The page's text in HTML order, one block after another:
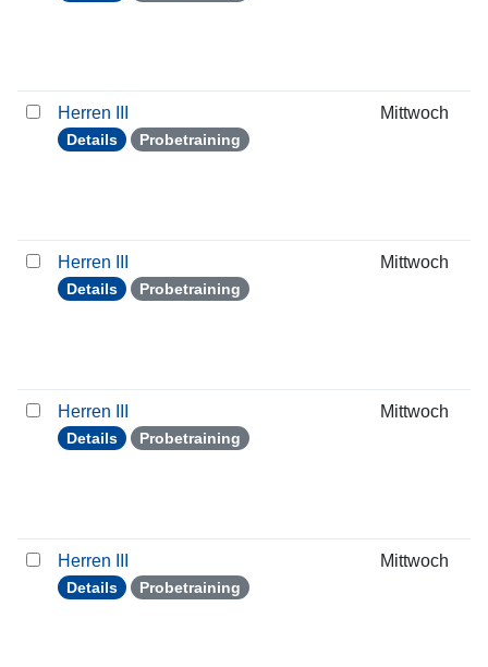
Herren III
Details Probetraining
Mittwoch
Herren III
Details Probetraining
Mittwoch
Herren III
Details Probetraining
Mittwoch
Herren III
Details Probetraining
Mittwoch